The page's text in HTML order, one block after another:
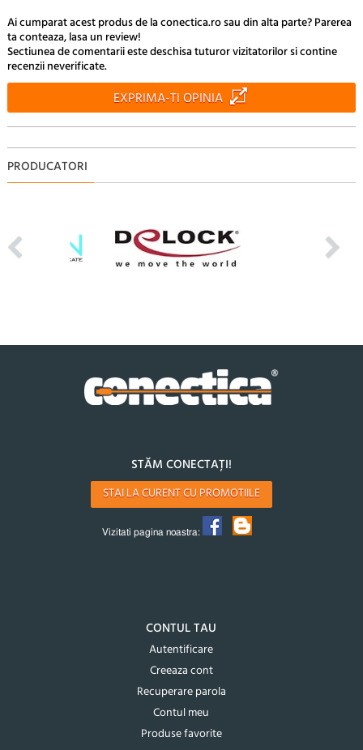
Ai cumparat acest produs de la conectica.ro sau din alta parte? Parerea
ta conteaza, lasa un review!
Sectiunea de comentarii este deschisa tuturor vizitatorilor si contine
recenzii neverificate.
EXPRIMA-TI OPINIA
PRODUCATORI
STĂM CONECTAȚI!
STAI LA CURENT CU PROMOTIILE
Vizitati pagina noastra:
CONTUL TAU
Autentificare
Creeaza cont
Recuperare parola
Contul meu
Produse favorite